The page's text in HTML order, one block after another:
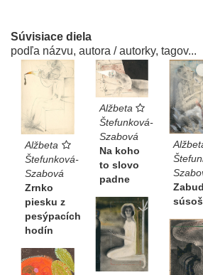
Súvisiace diela
podľa názvu, autora / autorky, tagov...
Alžbeta
Štefunková-
Szabová
Zrnko
piesku z
pesýpacích
hodín
Alžbeta
Štefunková-
Szabová
Na koho
to slovo
padne